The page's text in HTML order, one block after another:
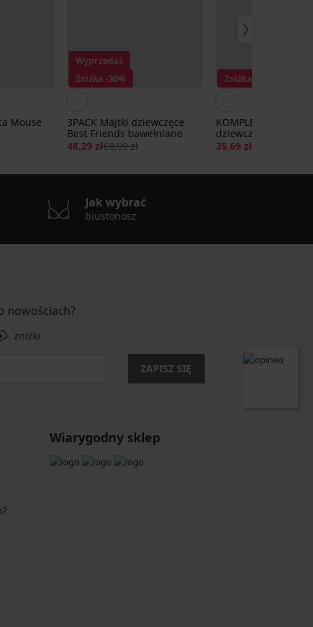
Mouse
Wyprzedaż
Zniżka -30%
3PACK Majtki dziewczęce
Best Friends bawełniane
48,29 zł68,99 zł
Zniżka -30%
KOMPLET
dziewczęce Rosie
35,69 zł
Jak wybrać
biustonosz
nowościach?
zniżki
ZAPISZ SIĘ
Wiarygodny sklep